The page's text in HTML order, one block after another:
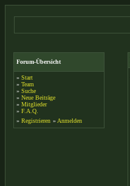
Forum-Übersicht
» Start
» Team
» Suche
» Neue Beiträge
» Mitglieder
» F.A.Q.
» Registrieren » Anmelden